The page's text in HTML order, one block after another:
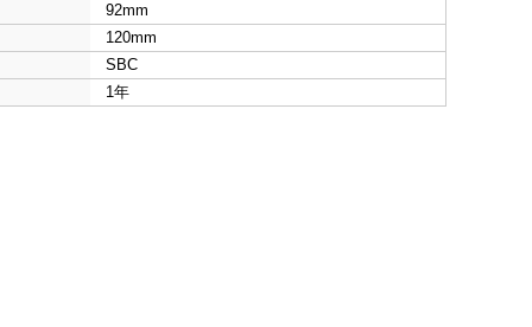
92mm
120mm
SBC
1年